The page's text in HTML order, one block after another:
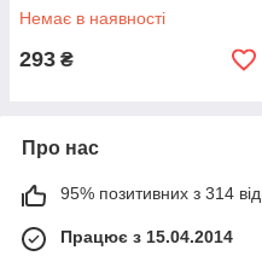
Немає в наявності
293 ₴
Про нас
95% позитивних з 314
Працює з 15.04.2014